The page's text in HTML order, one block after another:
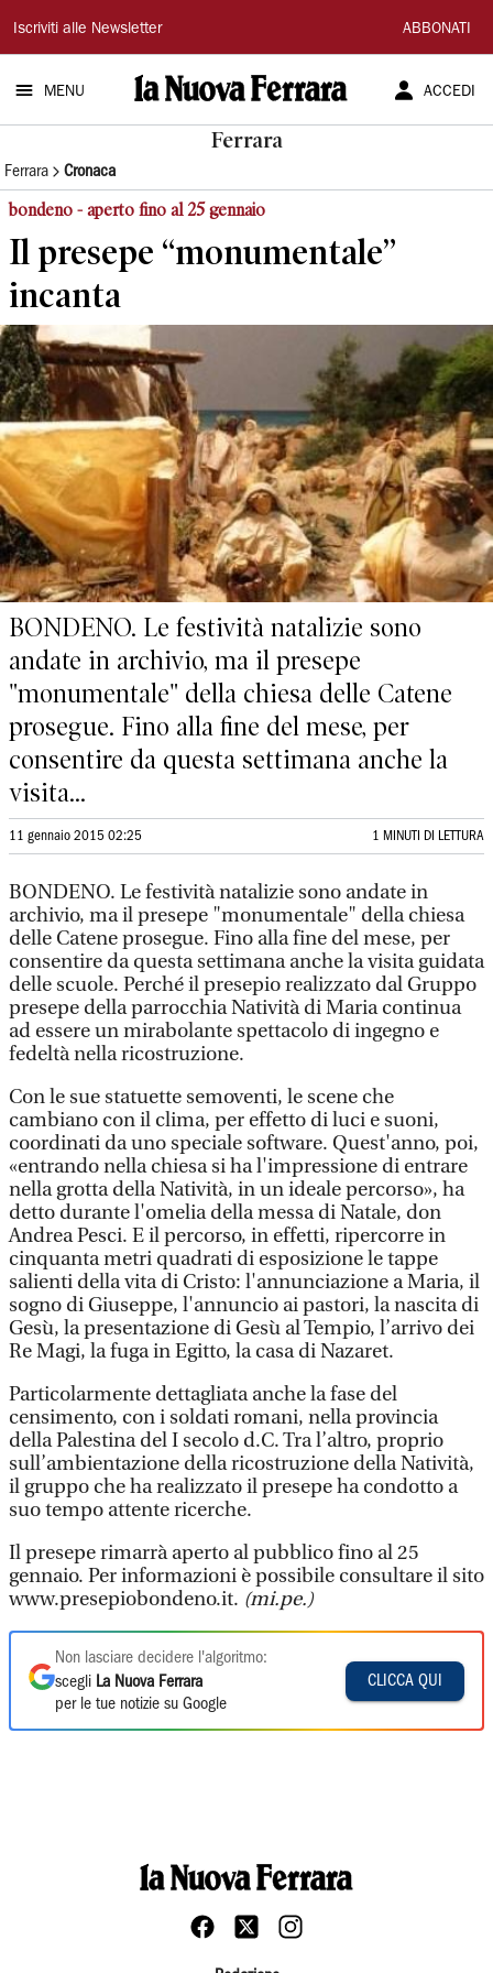
La
Nuova
Ferrara
Iscriviti alle Newsletter ABBONATI
MENU ACCEDI
Ferrara
Ferrara Cronaca
bondeno - aperto fino al 25 gennaio
Il presepe “monumentale”
incanta
BONDENO. Le festività natalizie sono
andate in archivio, ma il presepe
"monumentale" della chiesa delle Catene
prosegue. Fino alla fine del mese, per
consentire da questa settimana anche la
visita...
11 gennaio 2015 02:25 1 MINUTI DI LETTURA
BONDENO. Le festività natalizie sono andate in
archivio, ma il presepe "monumentale" della chiesa
delle Catene prosegue. Fino alla fine del mese, per
consentire da questa settimana anche la visita guidata
delle scuole. Perché il presepio realizzato dal Gruppo
presepe della parrocchia Natività di Maria continua
ad essere un mirabolante spettacolo di ingegno e
fedeltà nella ricostruzione.
Con le sue statuette semoventi, le scene che
cambiano con il clima, per effetto di luci e suoni,
coordinati da uno speciale software. Quest'anno, poi,
«entrando nella chiesa si ha l'impressione di entrare
nella grotta della Natività, in un ideale percorso», ha
detto durante l'omelia della messa di Natale, don
Andrea Pesci. E il percorso, in effetti, ripercorre in
cinquanta metri quadrati di esposizione le tappe
salienti della vita di Cristo: l'annunciazione a Maria, il
sogno di Giuseppe, l'annuncio ai pastori, la nascita di
Gesù, la presentazione di Gesù al Tempio, l’arrivo dei
Re Magi, la fuga in Egitto, la casa di Nazaret.
Particolarmente dettagliata anche la fase del
censimento, con i soldati romani, nella provincia
della Palestina del I secolo d.C. Tra l’altro, proprio
sull’ambientazione della ricostruzione della Natività,
il gruppo che ha realizzato il presepe ha condotto a
suo tempo attente ricerche.
Il presepe rimarrà aperto al pubblico fino al 25
gennaio. Per informazioni è possibile consultare il sito
www.presepiobondeno.it. (mi.pe.)
Non lasciare decidere l'algoritmo:
scegli La Nuova Ferrara
per le tue notizie su Google
CLICCA QUI